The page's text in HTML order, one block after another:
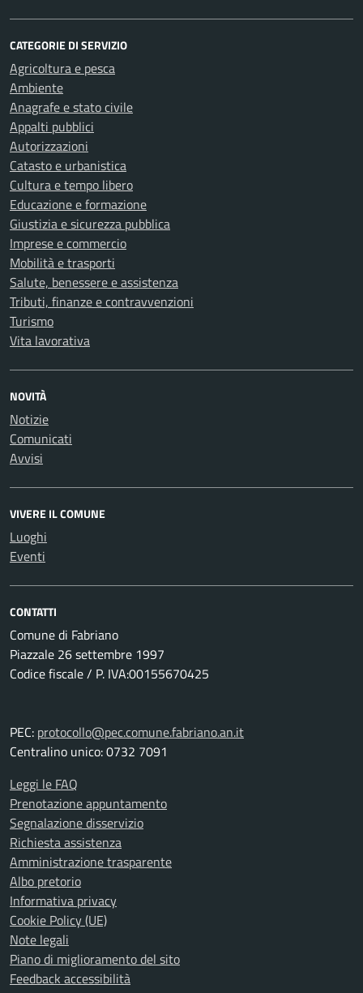
CATEGORIE DI SERVIZIO
Agricoltura e pesca
Ambiente
Anagrafe e stato civile
Appalti pubblici
Autorizzazioni
Catasto e urbanistica
Cultura e tempo libero
Educazione e formazione
Giustizia e sicurezza pubblica
Imprese e commercio
Mobilità e trasporti
Salute, benessere e assistenza
Tributi, finanze e contravvenzioni
Turismo
Vita lavorativa
NOVITÀ
Notizie
Comunicati
Avvisi
VIVERE IL COMUNE
Luoghi
Eventi
CONTATTI
Comune di Fabriano
Piazzale 26 settembre 1997
Codice fiscale / P. IVA:00155670425
PEC: protocollo@pec.comune.fabriano.an.it
Centralino unico: 0732 7091
Leggi le FAQ
Prenotazione appuntamento
Segnalazione disservizio
Richiesta assistenza
Amministrazione trasparente
Albo pretorio
Informativa privacy
Cookie Policy (UE)
Note legali
Piano di miglioramento del sito
Feedback accessibilità